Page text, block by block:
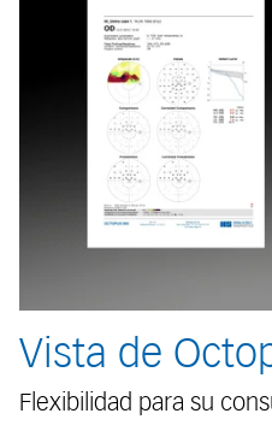
Vista de
Flexibilidad para su